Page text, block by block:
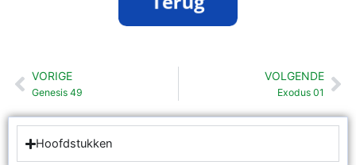
Vorige
VORIGE
Genesis 49
VOLGENDE
Exodus 01
Hoofdstukken